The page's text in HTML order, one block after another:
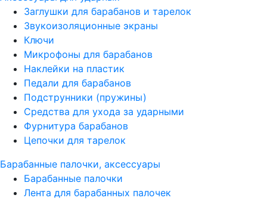
Заглушки для барабанов и тарелок
Звукоизоляционные экраны
Ключи
Микрофоны для барабанов
Наклейки на пластик
Педали для барабанов
Подструнники (пружины)
Средства для ухода за ударными
Фурнитура барабанов
Цепочки для тарелок
Барабанные палочки, аксессуары
Барабанные палочки
Лента для барабанных палочек